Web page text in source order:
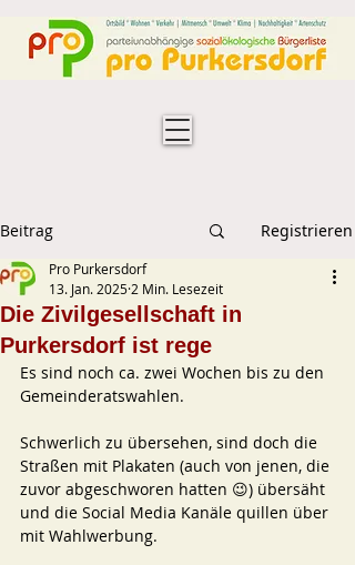
Beitrag Registrieren
Die Zivilgesellschaft in
Purkersdorf ist rege
Pro Purkersdorf
13. Jan. 2025 2 Min. Lesezeit
Es sind noch ca. zwei Wochen bis zu den
Gemeinderatswahlen.
Schwerlich zu übersehen, sind doch die
Straßen mit Plakaten (auch von jenen, die
zuvor abgeschworen hatten 😉) übersäht
und die Social Media Kanäle quillen über
mit Wahlwerbung.